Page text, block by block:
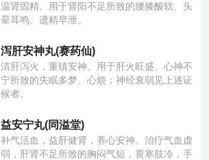
温肾固精。用于肾阳不足所致的腰膝酸软、头
晕耳鸣、遗精早泄。
泻肝安神丸(赛药仙)
清肝泻火，重镇安神。用于肝火旺盛、心神不
宁所致的失眠多梦、心烦；神经衰弱见上述证
候者。
益安宁丸(同溢堂)
补气活血，益肝健肾，养心安神。治疗气血虚
弱，肝肾不足所致的胸闷气短，畏寒肢冷，手